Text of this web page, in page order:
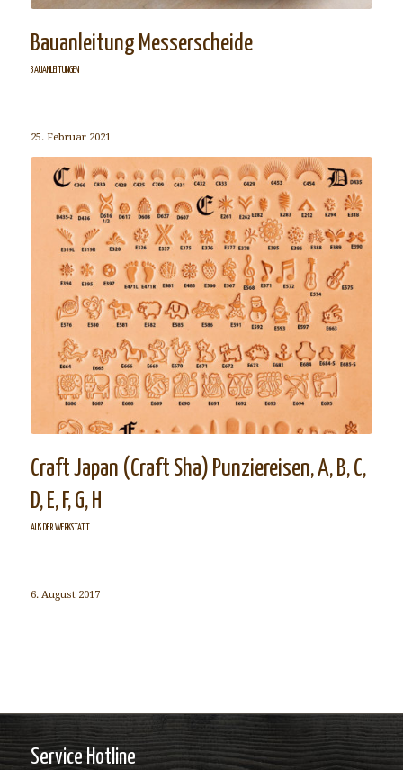
Bauanleitung Messerscheide
BAUANLEITUNGEN
25. Februar 2021
Craft Japan (Craft Sha) Punziereisen, A, B, C,
D, E, F, G, H
AUS DER WERKSTATT
6. August 2017
Service Hotline